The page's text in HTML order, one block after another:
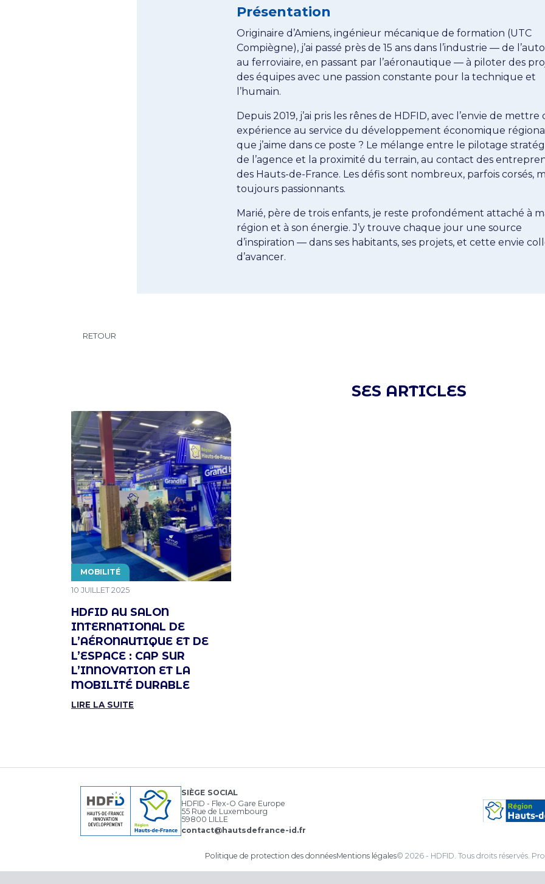
Présentation
Originaire d’Amiens, ingénieur mécanique de formation (UTC
Compiègne), j’ai passé près de 15 ans dans l’industrie — de
au ferroviaire, en passant par l’aéronautique — à piloter des
des équipes avec une passion constante pour la technique et
l’humain.
Depuis 2019, j’ai pris les rênes de HDFID, avec l’envie de mettre
expérience au service du développement économique
que j’aime dans ce poste ? Le mélange entre le pilotage
de l’agence et la proximité du terrain, au contact des
des Hauts-de-France. Les défis sont nombreux, parfois corsés,
toujours passionnants.
Marié, père de trois enfants, je reste profondément attaché à
région et à son énergie. J’y trouve chaque jour une source
d’inspiration — dans ses habitants, ses projets, et cette envie
d’avancer.
RETOUR
SES ARTICLES
HDFID AU SALON
INTERNATIONAL DE
L’AÉRONAUTIQUE ET DE
L’ESPACE : CAP SUR
L’INNOVATION ET LA
MOBILITÉ DURABLE
PUBLIÉ LE
10 JUILLET 2025
THÉMATIQUE
MOBILITÉ
LIRE LA SUITE
SIÈGE SOCIAL
HDFID - Flex-O Gare Europe
55 Rue de Luxembourg
59800 LILLE
contact@hautsdefrance-id.fr
Politique de protection des donnéesMentions légales© 2026 - HDFID. Tous droits réservés.